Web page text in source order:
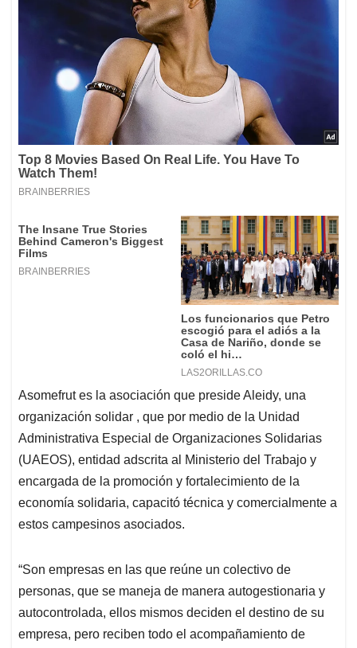
Asomefrut es la asociación que preside Aleidy, una
organización solidar , que por medio de la Unidad
Administrativa Especial de Organizaciones Solidarias
(UAEOS), entidad adscrita al Ministerio del Trabajo y
encargada de la promoción y fortalecimiento de la
economía solidaria, capacitó técnica y comercialmente a
estos campesinos asociados.
“Son empresas en las que reúne un colectivo de
personas, que se maneja de manera autogestionaria y
autocontrolada, ellos mismos deciden el destino de su
empresa, pero reciben todo el acompañamiento de